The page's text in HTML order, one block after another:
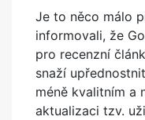
Je to něco málo
informovali, že
pro recenzní
snaží
méně kvalitním a
aktualizaci tzv.